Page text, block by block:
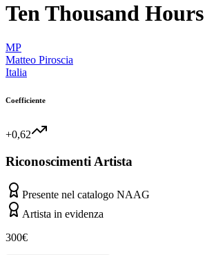
Ten Thousand Hours
MP
Matteo Piroscia
Italia
Coefficiente
+0,62
Riconoscimenti Artista
Presente nel catalogo NAAG
Artista in evidenza
300€